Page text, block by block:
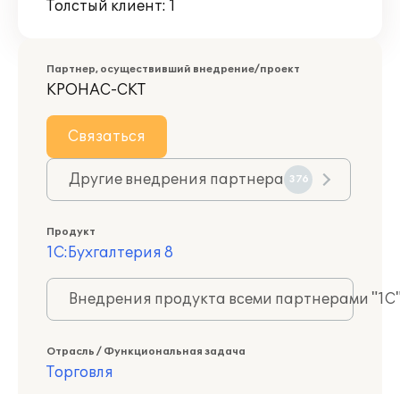
Толстый клиент: 1
Партнер, осуществивший внедрение/проект
КРОНАС-СКТ
Связаться
Другие внедрения партнера 376
Продукт
1С:Бухгалтерия 8
Внедрения продукта всеми партнерами
Отрасль / Функциональная задача
Торговля